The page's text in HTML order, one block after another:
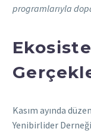
programlarıyla
Kasım ayında
Yenibirlider